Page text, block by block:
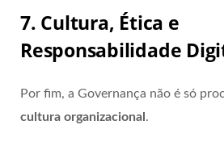
7. Cultura, Ética e
Responsabilidade
Por fim, a Governança não é só
cultura organizacional .